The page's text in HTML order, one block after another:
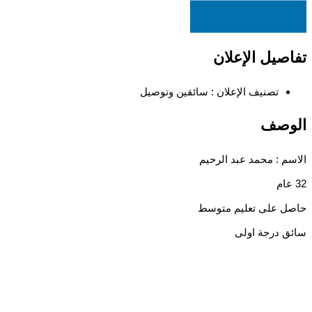
تفاصيل الإعلان
تصنيف الإعلان : سائقين وتوصيل
الوصف
الاسم : محمد عبد الرحيم
32 عام
حاصل على تعليم متوسط
سائق درجة اولى